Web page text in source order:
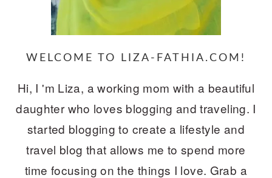
WELCOME TO LIZA-FATHIA.COM!
Hi, I 'm Liza, a working mom with a beautiful
daughter who loves blogging and traveling. I
started blogging to create a lifestyle and
travel blog that allows me to spend more
time focusing on the things I love. Grab a